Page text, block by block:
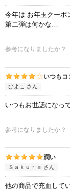
今年は お年玉クーポ
第二弾は何かな…
参考になりましたか？
いつもコ
ひよこ さん
いつもお世話になっ
参考になりましたか？
潤い
Ｓａｋｕｒａ さん
他の商品で充血して